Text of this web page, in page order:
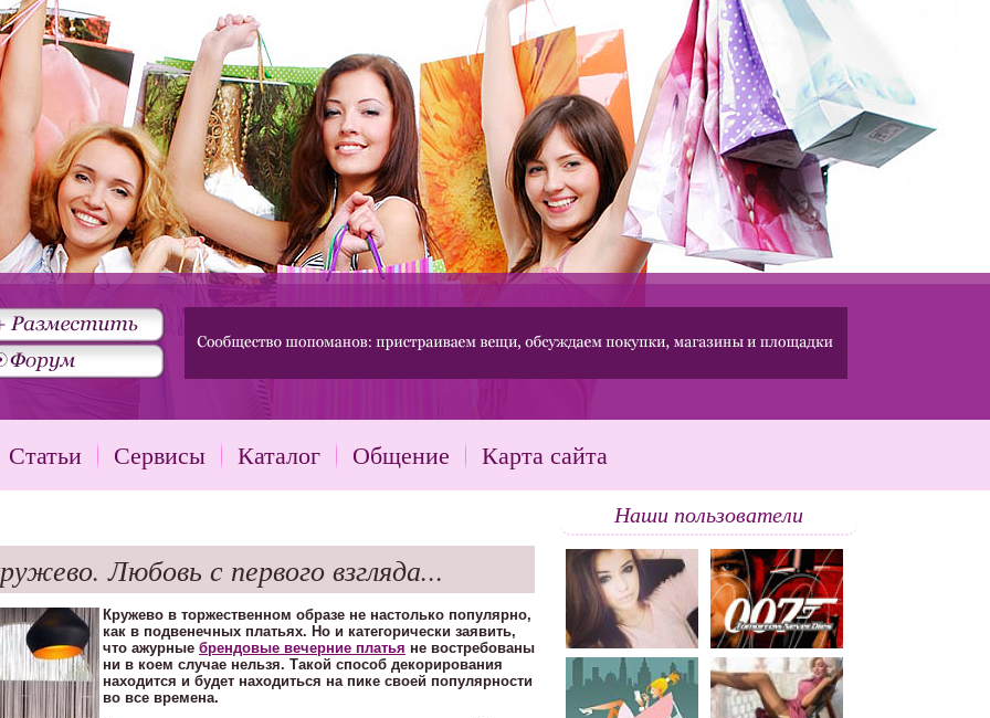
Статьи Сервисы Каталог Общение Карта сайта
Любовь с первого взгляда...
Кружево в торжественном образе не настолько популярно,
как в подвенечных платьях. Но и категорически заявить,
что ажурные брендовые вечерние платья не востребованы
ни в коем случае нельзя. Такой способ декорирования
находится и будет находиться на пике своей популярности
во все времена.
Наши пользователи